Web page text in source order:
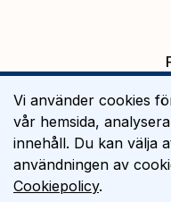
Vi använder cookies
vår hemsida,
innehåll. Du kan välja
användningen av
Cookiepolicy.